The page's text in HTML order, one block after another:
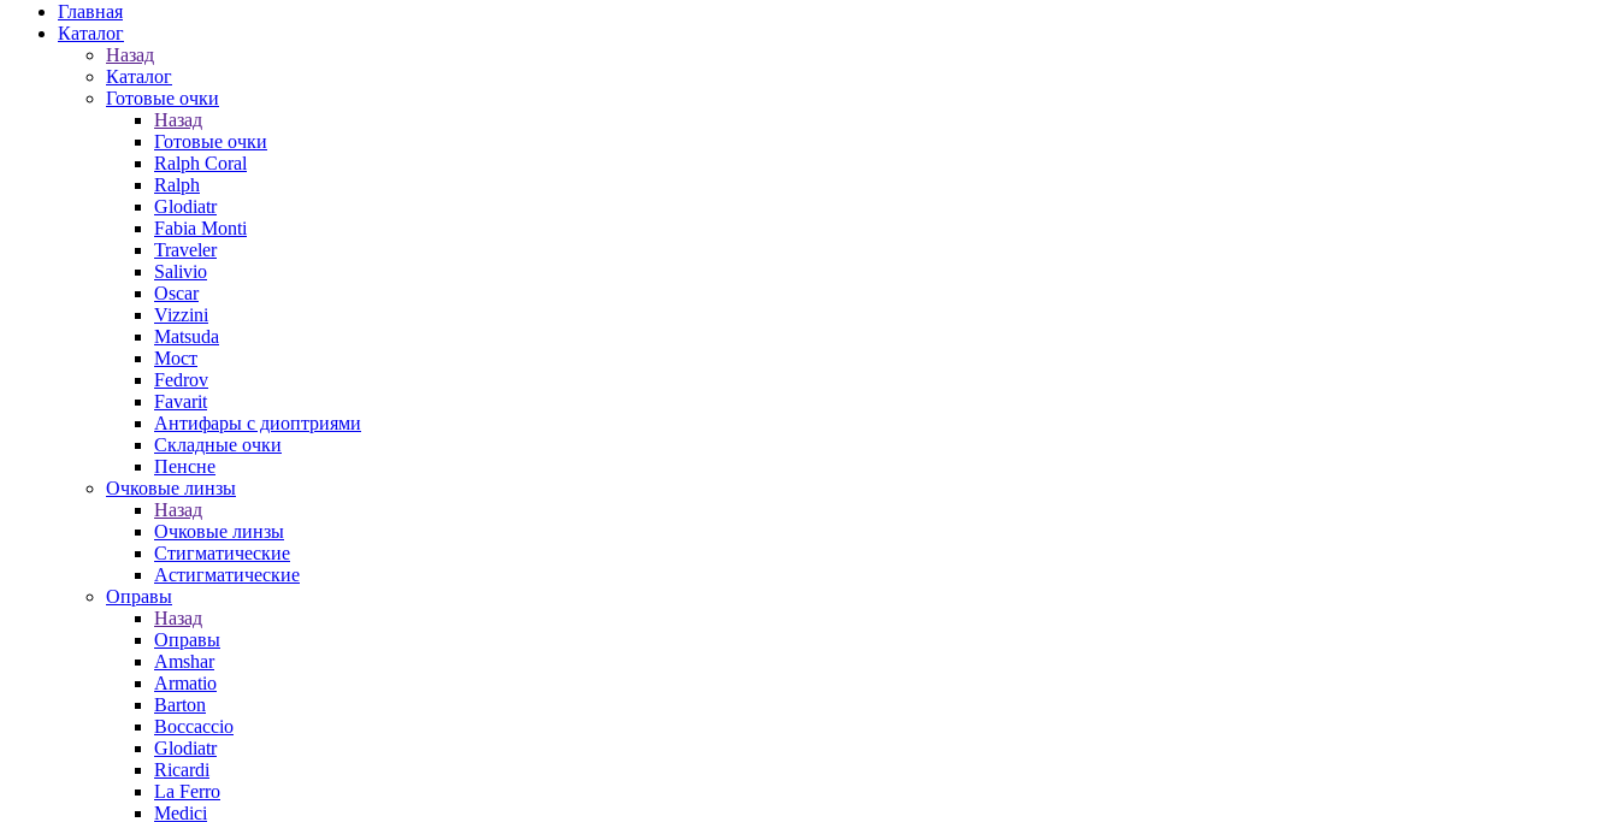
Главная
Каталог
Назад
Каталог
Готовые очки
Назад
Готовые очки
Ralph Coral
Ralph
Glodiatr
Fabia Monti
Traveler
Salivio
Oscar
Vizzini
Matsuda
Мост
Fedrov
Favarit
Антифары с диоптриями
Складные очки
Пенсне
Очковые линзы
Назад
Очковые линзы
Стигматические
Астигматические
Оправы
Назад
Оправы
Amshar
Armatio
Barton
Boccaccio
Glodiatr
Ricardi
La Ferro
Medici